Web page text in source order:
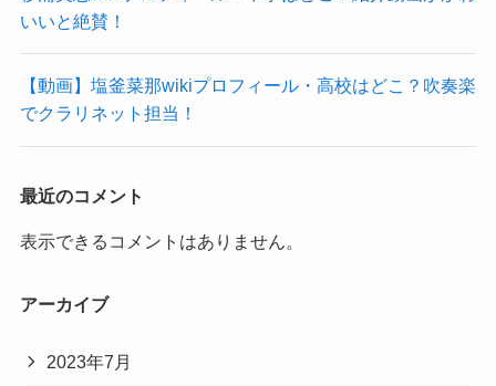
いいと絶賛！
【動画】塩釜菜那wikiプロフィール・高校はどこ？吹奏楽
でクラリネット担当！
最近のコメント
表示できるコメントはありません。
アーカイブ
2023年7月